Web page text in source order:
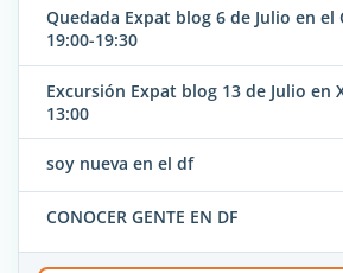
Quedada Expat blog 6 de Julio en el
19:00-19:30
Excursión Expat blog 13 de Julio en
13:00
soy nueva en el df
CONOCER GENTE EN DF